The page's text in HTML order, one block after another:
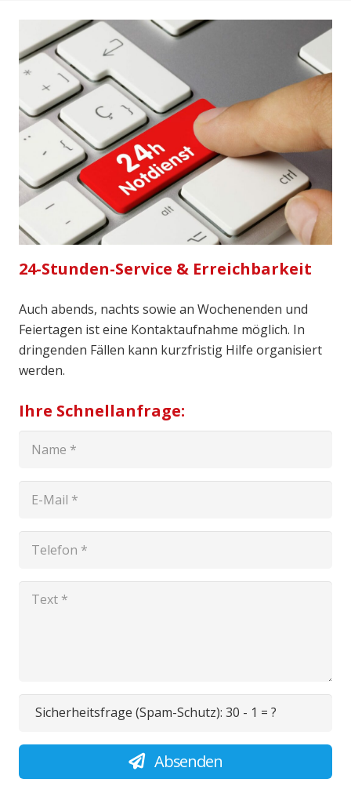
24-Stunden-Service & Erreichbarkeit
Auch abends, nachts sowie an Wochenenden und
Feiertagen ist eine Kontaktaufnahme möglich. In
dringenden Fällen kann kurzfristig Hilfe organisiert
werden.
Ihre Schnellanfrage:
Sicherheitsfrage (Spam-Schutz): 30 - 1 = ?
Absenden